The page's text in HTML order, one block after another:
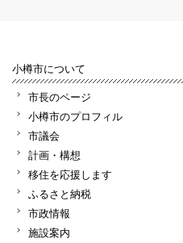
小樽市について
市長のページ
小樽市のプロフィル
市議会
計画・構想
移住を応援します
ふるさと納税
市政情報
施設案内